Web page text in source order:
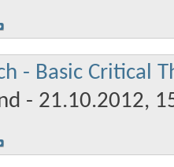
- Basic Critical
- 21.10.2012,